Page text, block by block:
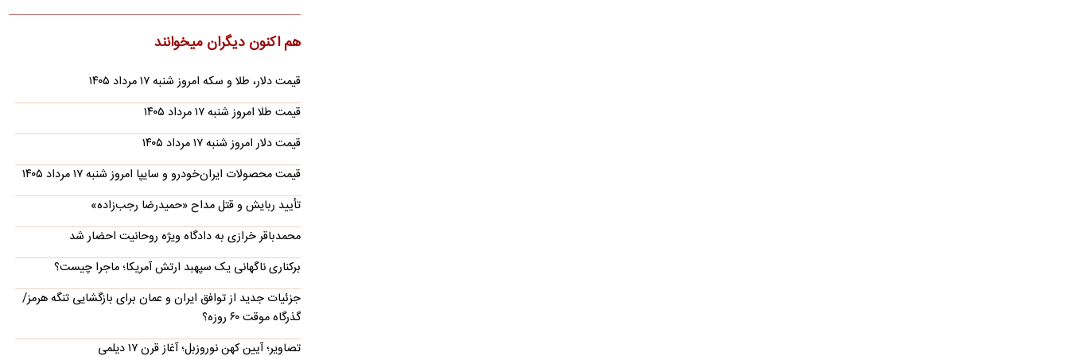
در استقلال و پیش از پایان قراردادش از این تیم جدا شد. چرخه‌ای…
حمله حسین شریعتمداری به پیمان سه‌گانه پاکستان،
حسین شریعتمداری اعلام کرد: دیروز آقایان شهباز شریف و اردوغان
به‌اتفاق بن‌سلمان یک پیمان نظامی سه‌جانبه امضاء کرده‌اند.…
ادعای آکسیوس: توافق ایران و آمریکا در انتظار تأیید
شورای عالی امنیت ملی است
خبرنگار آکسیوس مدعی شد مذاکره‌کنندگان ایرانی در انتظار تأیید
نهایی از سوی شورای عالی امنیت ملی هستند.
فیلم کامل صحبت‌های پزشکیان در بخش سوم
گفت‌وگو/ از مذاکرات تا پاسخ به شایعه استعفا
رئیس‌جمهور با تاکید بر اینکه نمی‌توان جامعه را با امر و نهی اداره
کرد، گفت: با پشتیبانی رهبر شهید انقلاب و اکنون نیز…
زیدآبادی: محمد باقر خرازی فرمان کشتار داده! چرا
بازداشت نمی‌شود؟
احمد زیدآبادی، به ادعای اخیر محمدباقر خرازی درباره برخورد با
هم اکنون دیگران میخوانند
قیمت دلار، طلا و سکه امروز شنبه ۱۷ مرداد ۱۴۰۵
قیمت طلا امروز شنبه ۱۷ مرداد ۱۴۰۵
قیمت دلار امروز شنبه ۱۷ مرداد ۱۴۰۵
قیمت محصولات ایران‌خودرو و سایپا امروز شنبه ۱۷ مرداد ۱۴۰۵
تأیید ربایش و قتل مداح «حمیدرضا رجب‌زاده»
محمدباقر خرازی به دادگاه ویژه روحانیت احضار شد
برکناری ناگهانی یک سپهبد ارتش آمریکا؛ ماجرا چیست؟
جزئیات جدید از توافق ایران و عمان برای بازگشایی تنگه هرمز/
گذرگاه موقت ۶۰ روزه؟
تصاویر؛ آیین کهن نوروزبل؛ آغاز قرن ۱۷ دیلمی